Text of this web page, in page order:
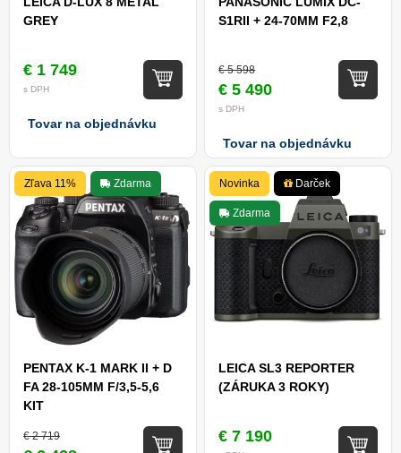
GREY
€ 1 749
s DPH
Tovar na objednávku
S1RII + 24-70MM F2,8
€ 5 598
€ 5 490
s DPH
Tovar na objednávku
Zľava 11% Zdarma
PENTAX K-1 MARK II + D
FA 28-105MM F/3,5-5,6
KIT
€ 2 719
Novinka Darček
Zdarma
LEICA SL3 REPORTER
(ZÁRUKA 3 ROKY)
€ 7 190